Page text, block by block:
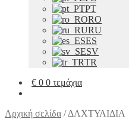
PT
RO
RU
ES
SV
TR
€ 0 0 τεμάχια
Αρχική σελίδα /ΔΑΧΤΥΛΙΔΙΑ